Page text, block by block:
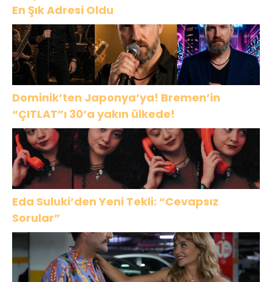
En Şık Adresi Oldu
Dominik’ten Japonya’ya! Bremen’in
“ÇITLAT”ı 30’a yakın ülkede!
Eda Suluki’den Yeni Tekli: “Cevapsız
Sorular”